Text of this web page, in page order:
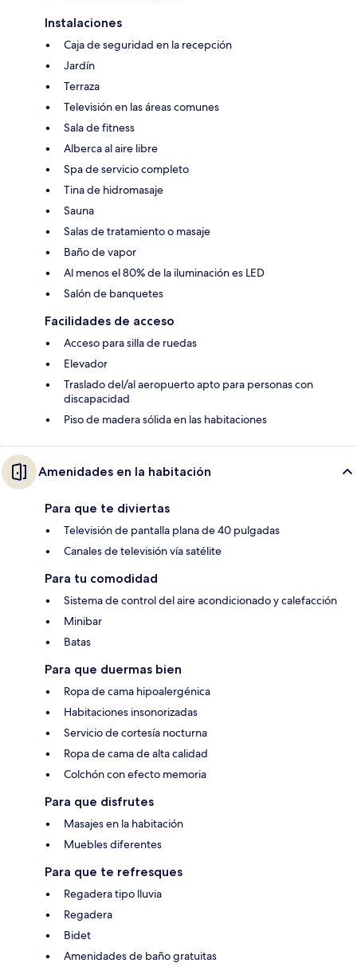
Instalaciones
Caja de seguridad en la recepción
Jardín
Terraza
Televisión en las áreas comunes
Sala de fitness
Alberca al aire libre
Spa de servicio completo
Tina de hidromasaje
Sauna
Salas de tratamiento o masaje
Baño de vapor
Al menos el 80% de la iluminación es LED
Salón de banquetes
Facilidades de acceso
Acceso para silla de ruedas
Elevador
Traslado del/al aeropuerto apto para personas con
discapacidad
Piso de madera sólida en las habitaciones
Amenidades en la habitación
Para que te diviertas
Televisión de pantalla plana de 40 pulgadas
Canales de televisión vía satélite
Para tu comodidad
Sistema de control del aire acondicionado y calefacción
Minibar
Batas
Para que duermas bien
Ropa de cama hipoalergénica
Habitaciones insonorizadas
Servicio de cortesía nocturna
Ropa de cama de alta calidad
Colchón con efecto memoria
Para que disfrutes
Masajes en la habitación
Muebles diferentes
Para que te refresques
Regadera tipo lluvia
Regadera
Bidet
Amenidades de baño gratuitas